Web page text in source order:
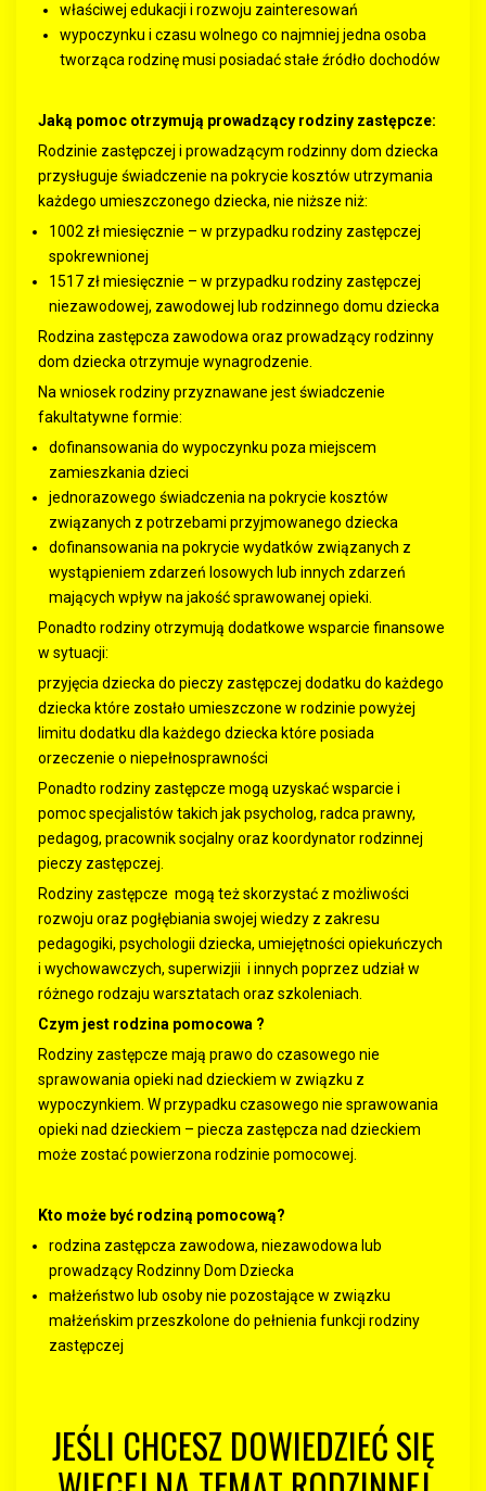
właściwej edukacji i rozwoju zainteresowań
wypoczynku i czasu wolnego co najmniej jedna osoba
tworząca rodzinę musi posiadać stałe źródło dochodów
Jaką pomoc otrzymują prowadzący rodziny zastępcze:
Rodzinie zastępczej i prowadzącym rodzinny dom dziecka
przysługuje świadczenie na pokrycie kosztów utrzymania
każdego umieszczonego dziecka, nie niższe niż:
1002 zł miesięcznie – w przypadku rodziny zastępczej
spokrewnionej
1517 zł miesięcznie – w przypadku rodziny zastępczej
niezawodowej, zawodowej lub rodzinnego domu dziecka
Rodzina zastępcza zawodowa oraz prowadzący rodzinny
dom dziecka otrzymuje wynagrodzenie.
Na wniosek rodziny przyznawane jest świadczenie
fakultatywne formie:
dofinansowania do wypoczynku poza miejscem
zamieszkania dzieci
jednorazowego świadczenia na pokrycie kosztów
związanych z potrzebami przyjmowanego dziecka
dofinansowania na pokrycie wydatków związanych z
wystąpieniem zdarzeń losowych lub innych zdarzeń
mających wpływ na jakość sprawowanej opieki.
Ponadto rodziny otrzymują dodatkowe wsparcie finansowe
w sytuacji:
przyjęcia dziecka do pieczy zastępczej dodatku do każdego
dziecka które zostało umieszczone w rodzinie powyżej
limitu dodatku dla każdego dziecka które posiada
orzeczenie o niepełnosprawności
Ponadto rodziny zastępcze mogą uzyskać wsparcie i
pomoc specjalistów takich jak psycholog, radca prawny,
pedagog, pracownik socjalny oraz koordynator rodzinnej
pieczy zastępczej.
Rodziny zastępcze mogą też skorzystać z możliwości
rozwoju oraz pogłębiania swojej wiedzy z zakresu
pedagogiki, psychologii dziecka, umiejętności opiekuńczych
i wychowawczych, superwizjii i innych poprzez udział w
różnego rodzaju warsztatach oraz szkoleniach.
Czym jest rodzina pomocowa ?
Rodziny zastępcze mają prawo do czasowego nie
sprawowania opieki nad dzieckiem w związku z
wypoczynkiem. W przypadku czasowego nie sprawowania
opieki nad dzieckiem – piecza zastępcza nad dzieckiem
może zostać powierzona rodzinie pomocowej.
Kto może być rodziną pomocową?
rodzina zastępcza zawodowa, niezawodowa lub
prowadzący Rodzinny Dom Dziecka
małżeństwo lub osoby nie pozostające w związku
małżeńskim przeszkolone do pełnienia funkcji rodziny
zastępczej
JEŚLI CHCESZ DOWIEDZIEĆ SIĘ